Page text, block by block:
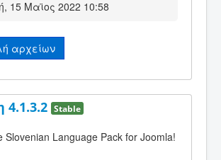
15 Μαϊος 2022 10:58
αρχείων
4.1.3.2 Stable
Slovenian Language Pack for Joomla!